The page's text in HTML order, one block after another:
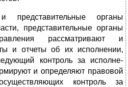
представительные органы
представительные органы
рассматривают и
и отчеты об их ис­полнении,
контроль за исполне­
и определяют правовой
контроль за